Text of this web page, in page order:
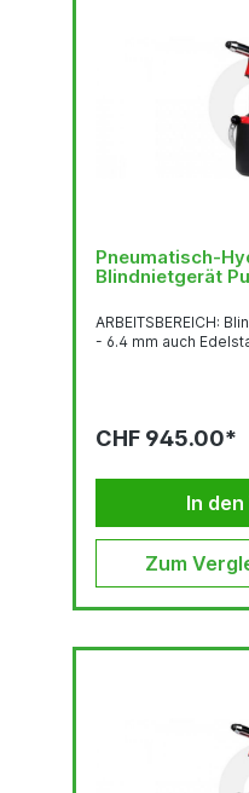
Pneumatisch-
Blindnietgerät
ARBEITSBEREICH:
- 6.4 mm auch
CHF 945.00*
In
Zum